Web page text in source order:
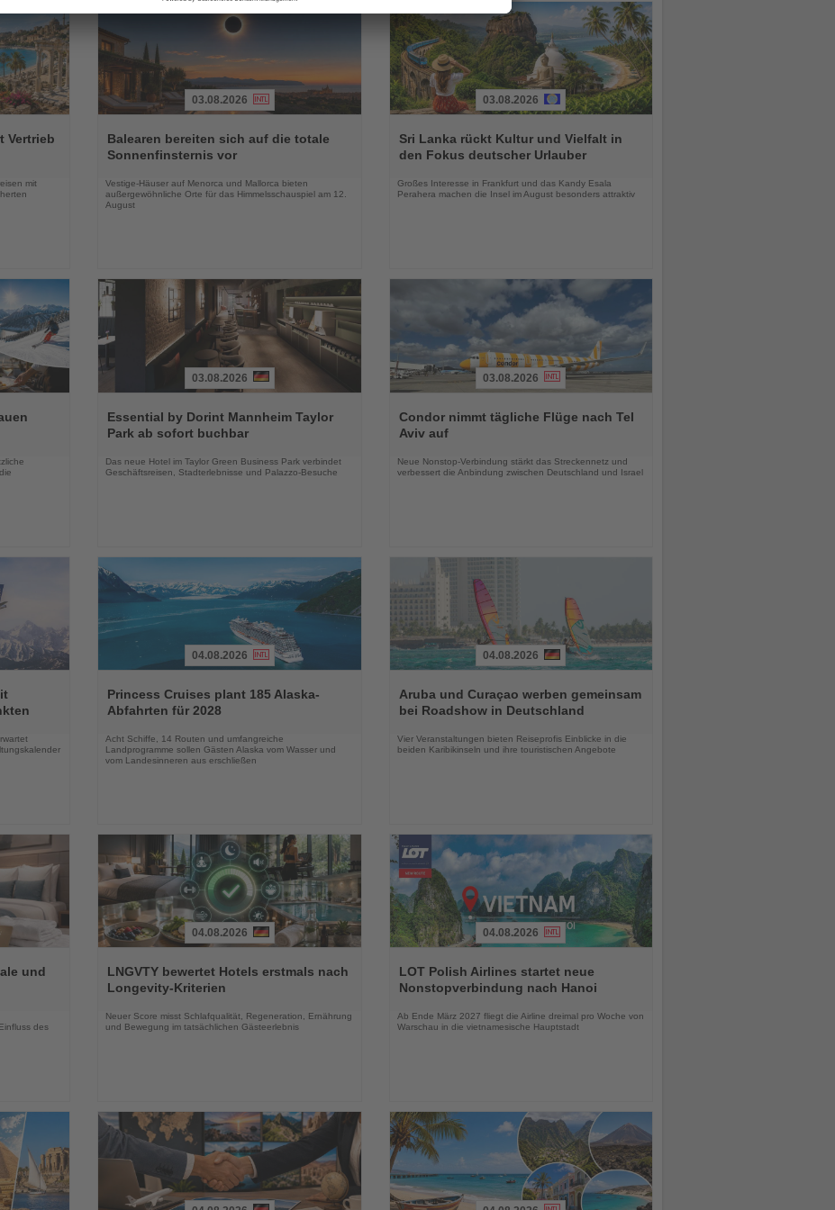
Vertrieb
mit
Sie
die
03.08.2026
Balearen bereiten sich auf die totale
Sonnenfinsternis vor
Vestige-Häuser auf Menorca und Mallorca bieten
außergewöhnliche Orte für das Himmelsschauspiel am 12.
August
Sie
die
03.08.2026
Sri Lanka rückt Kultur und Vielfalt in
den Fokus deutscher Urlauber
Großes Interesse in Frankfurt und das Kandy Esala
Perahera machen die Insel im August besonders attraktiv
Sie
die
03.08.2026
Essential by Dorint Mannheim Taylor
Park ab sofort buchbar
Das neue Hotel im Taylor Green Business Park verbindet
Geschäftsreisen, Stadterlebnisse und Palazzo-Besuche
Sie
die
03.08.2026
Condor nimmt tägliche Flüge nach Tel
Aviv auf
Neue Nonstop-Verbindung stärkt das Streckennetz und
verbessert die Anbindung zwischen Deutschland und Israel
Sie
die
04.08.2026
Princess Cruises plant 185 Alaska-
Abfahrten für 2028
Acht Schiffe, 14 Routen und umfangreiche
Landprogramme sollen Gästen Alaska vom Wasser und
vom Landesinneren aus erschließen
Sie
die
04.08.2026
Aruba und Curaçao werben gemeinsam
bei Roadshow in Deutschland
Vier Veranstaltungen bieten Reiseprofis Einblicke in die
beiden Karibikinseln und ihre touristischen Angebote
und
des
Sie
die
Nachrichten
04.08.2026
LNGVTY bewertet Hotels erstmals nach
Longevity-Kriterien
Neuer Score misst Schlafqualität, Regeneration, Ernährung
und Bewegung im tatsächlichen Gästeerlebnis
Sie
die
Nachrichten
04.08.2026
LOT Polish Airlines startet neue
Nonstopverbindung nach Hanoi
Ab Ende März 2027 fliegt die Airline dreimal pro Woche von
Warschau in die vietnamesische Hauptstadt